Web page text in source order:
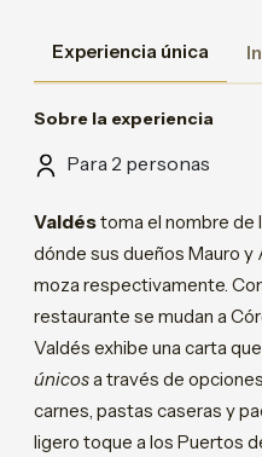
Experiencia única
Sobre la experiencia
Para 2 personas
Valdéstoma el nombre de
dónde sus dueños Mauro
moza respectivamente.
restaurante se mudan a
Valdés exhibe una carta
únicosa través de
carnes, pastas caseras y
ligero toque a los Puertos